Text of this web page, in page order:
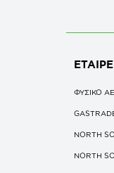
ΦΥΣΙΚΟ
NORTH
NORTH